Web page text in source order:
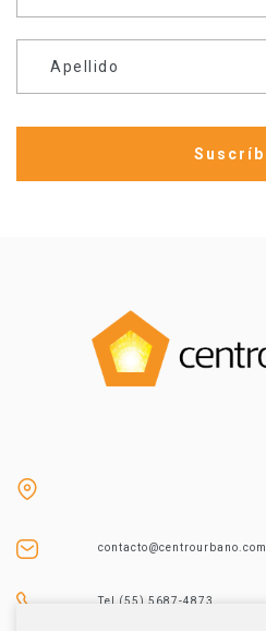
Apellido
contacto@centrourbano.com
Tel (55) 5687-4873